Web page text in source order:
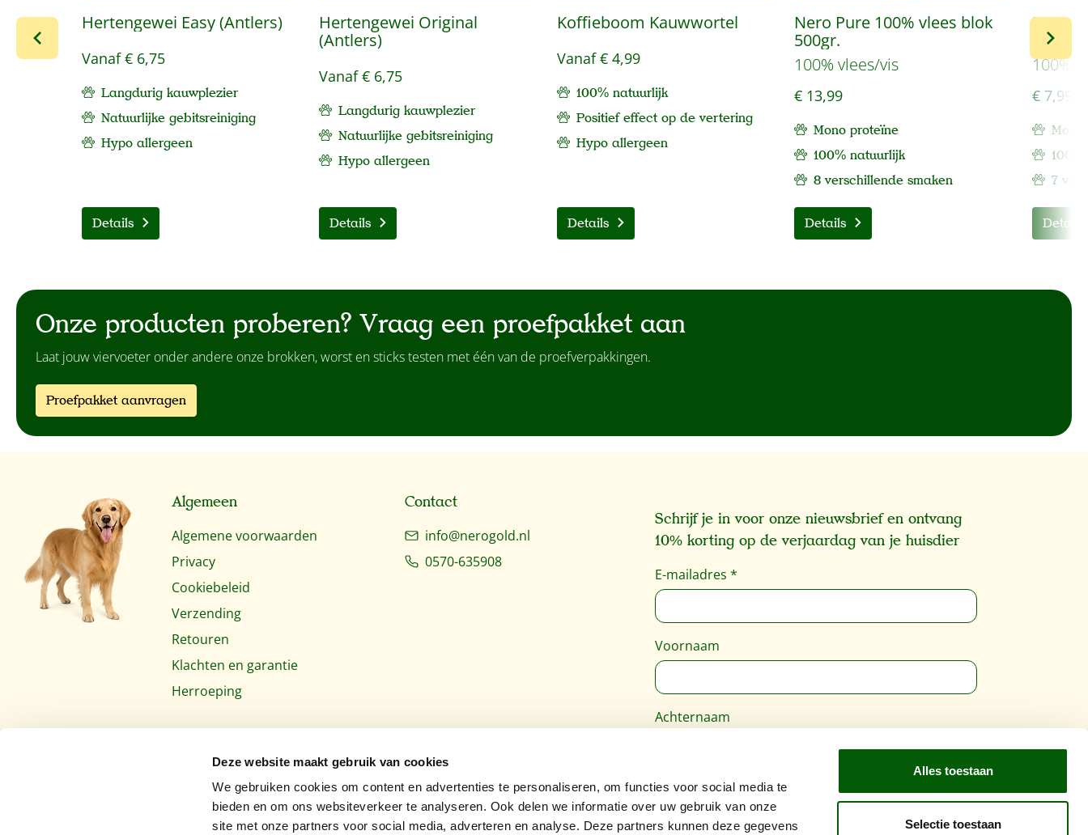
Deze website maakt gebruik van cookies
We gebruiken cookies om content en advertenties te personaliseren, om functies voor social media te
bieden en om ons websiteverkeer te analyseren. Ook delen we informatie over uw gebruik van onze
site met onze partners voor social media, adverteren en analyse. Deze partners kunnen deze gegevens
Alles toestaan
Selectie toestaan
Hertengewei Easy (Antlers)
Vanaf€ 6,75
Langdurig kauwplezier
Natuurlijke gebitsreiniging
Hypo allergeen
Details
Hertengewei Original
(Antlers)
Vanaf€ 6,75
Langdurig kauwplezier
Natuurlijke gebitsreiniging
Hypoallergeen
Details
Koffieboom Kauwwortel
Vanaf€ 4,99
100% natuurlijk
Positief effect op de vertering
Hypo allergeen
Details
Nero Pure 100% vlees blok
500gr.
100% vlees/vis
€ 13,99
Mono proteïne
100% natuurlijk
8 verschillende smaken
Details
Nero
100%
€ 7,99
7
Details
Onze producten proberen? Vraag een proefpakket aan
Laat jouw viervoeter onder andere onze brokken, worst en sticks testen met één van de proefverpakkingen.
Proefpakket aanvragen
Algemeen
Algemene voorwaarden
Privacy
Cookiebeleid
Verzending
Retouren
Klachten en garantie
Herroeping
Contact
info@nerogold.nl
0570-635908
Schrijf je in voor onze nieuwsbrief en ontvang
10% korting op de verjaardag van je huisdier
E-mailadres *
Voornaam
Achternaam
Deze site wordt beschermd door reCAPTCHA en de
GooglePrivacybeleid Gebruiksvoorwaardenzijn
van toepassing.